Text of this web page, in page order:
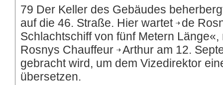
79 Der Keller des Gebäudes
auf die 46. Straße. Hier wartet
de
Schlachtschiff von fünf Metern
Rosnys Chauffeur
Arthur am 12.
gebracht wird, um dem Vizedirektor
übersetzen.